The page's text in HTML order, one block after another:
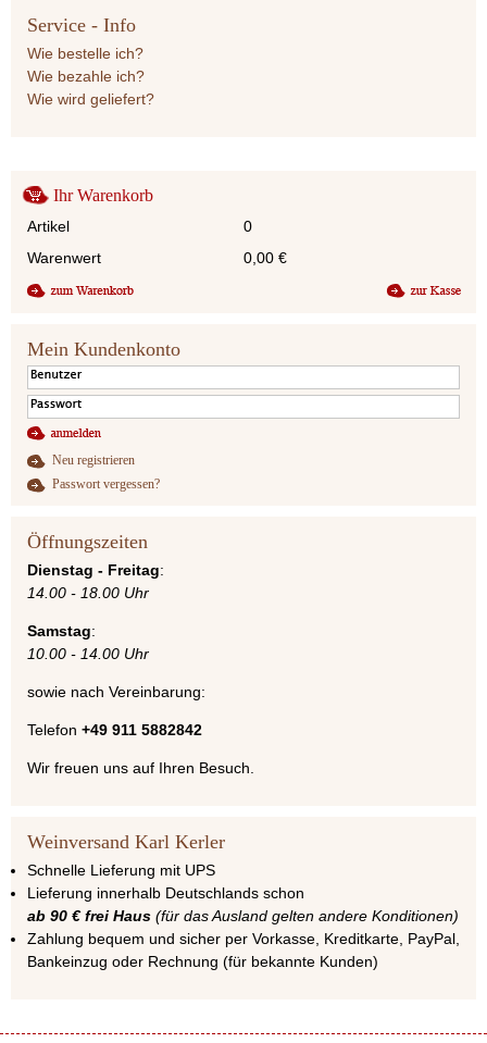
Service - Info
Wie bestelle ich?
Wie bezahle ich?
Wie wird geliefert?
Ihr Warenkorb
Artikel
0
Warenwert
0,00 €
Mein Kundenkonto
Neu registrieren
Passwort vergessen?
Öffnungszeiten
Dienstag - Freitag:
14.00 - 18.00 Uhr
Samstag:
10.00 - 14.00 Uhr
sowie nach Vereinbarung:
Telefon +49 911 5882842
Wir freuen uns auf Ihren Besuch.
Weinversand Karl Kerler
Schnelle Lieferung mit UPS
Lieferung innerhalb Deutschlands schon
ab 90 € frei Haus (für das Ausland gelten andere Konditionen)
Zahlung bequem und sicher per Vorkasse, Kreditkarte, PayPal,
Bankeinzug oder Rechnung (für bekannte Kunden)